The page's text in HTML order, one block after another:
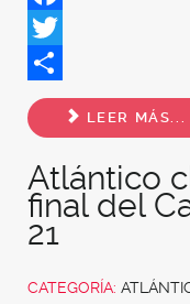
Facebook
Twitter
Share
LEER MÁS...
Atlántico
final del
21
CATEGORÍA: